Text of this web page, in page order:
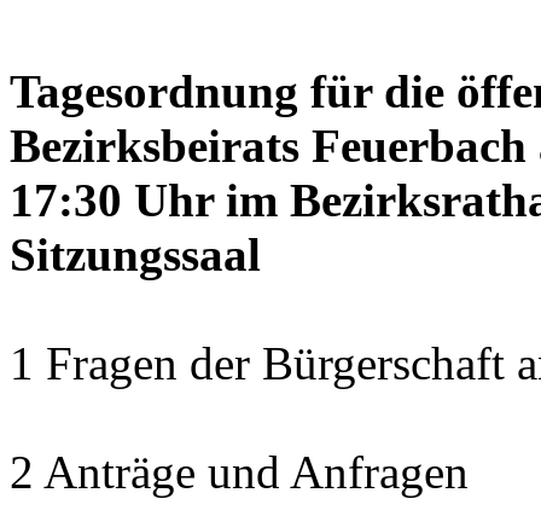
Tagesordnung für die
Bezirksbeirats
17:30 Uhr im
Sitzungssaal
1 Fragen der Bürgerschaft
2 Anträge und Anfragen